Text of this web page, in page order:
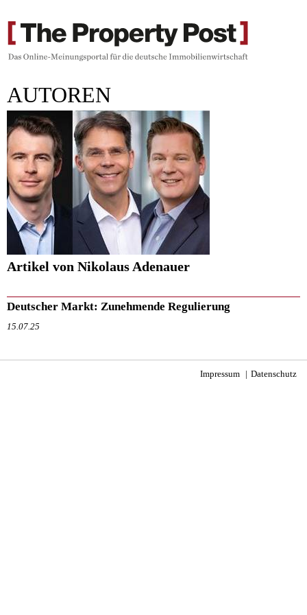
AUTOREN
Artikel von Nikolaus Adenauer
Deutscher Markt: Zunehmende Regulierung
15.07.25
Impressum Datenschutz